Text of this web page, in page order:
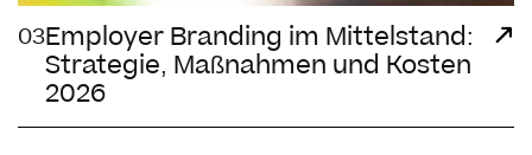
03Employer Branding im Mittelstand:
Strategie, Maßnahmen und Kosten
2026